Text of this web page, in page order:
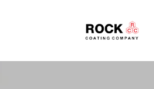
content